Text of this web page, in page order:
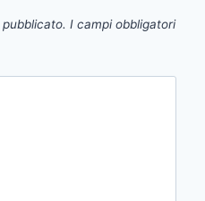
I campi obbligatori